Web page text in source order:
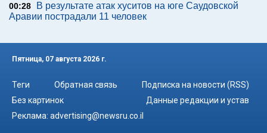
00:28
В результате атак хуситов на юге Саудовской
Аравии пострадали 11 человек
Пятница, 07 августа 2026 г.
Теги Обратная связь
Подписка на новости (RSS)
Без картинок
Данные редакции и устав
Реклама: advertising@newsru.co.il